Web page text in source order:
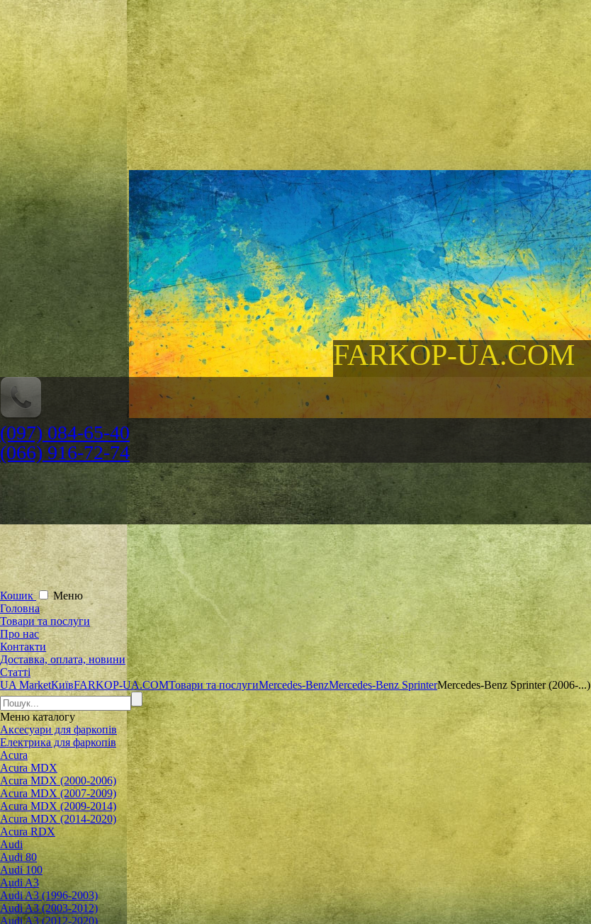
FARKOP-UA.COM
(097) 084-65-40
(066) 916-72-74
Кошик
Меню
Головна
Товари та послуги
Про нас
Контакти
Доставка, оплата, новини
Статті
UA MarketКиївFARKOP-UA.COMТовари та послугиMercedes-BenzMercedes-Benz SprinterMercedes-Benz Sprinter (2006-...)
Менюкаталогу
Аксесуари для фаркопів
Електрика для фаркопів
Acura
Acura MDX
Acura MDX (2000-2006)
Acura MDX (2007-2009)
Acura MDX (2009-2014)
Acura MDX (2014-2020)
Acura RDX
Audi
Audi 80
Audi 100
Audi A3
Audi A3 (1996-2003)
Audi A3 (2003-2012)
Audi A3 (2012-2020)